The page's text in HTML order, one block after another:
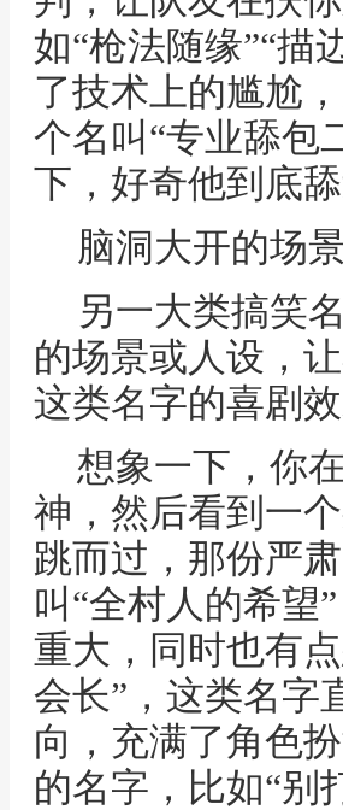
如“枪法随缘”“描
了技术上的尴尬
个名叫“专业舔包
下，好奇他到底
脑洞大开的场
另一大类搞笑
的场景或人设，
这类名字的喜剧
想象一下，你
神，然后看到一
跳而过，那份严
叫“全村人的希望
重大，同时也有
会长”，这类名字
向，充满了角色
的名字，比如“别